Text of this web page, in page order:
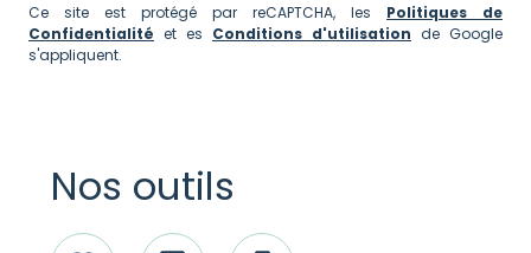
Ce site est protégé par reCAPTCHA, les Politiques de
Confidentialité et es Conditions d'utilisation de Google
s'appliquent.
Nos outils